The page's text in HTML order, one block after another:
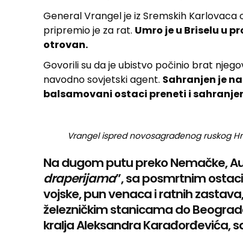
General Vrangel je iz Sremskih
pripremio je za rat. Umro je u Briselu u
otrovan.
Govorili su da je ubistvo počinio brat
navodno sovjetski agent. Sahranjen je
balsamovani ostaci preneti i
Vrangel ispred novosagrađenog ruskog
Na dugom putu preko Nemačke,
draperijama”, sa posmrtnim
vojske, pun venaca i ratnih
železničkim stanicama do
kralja Aleksandra Karađorđevića,